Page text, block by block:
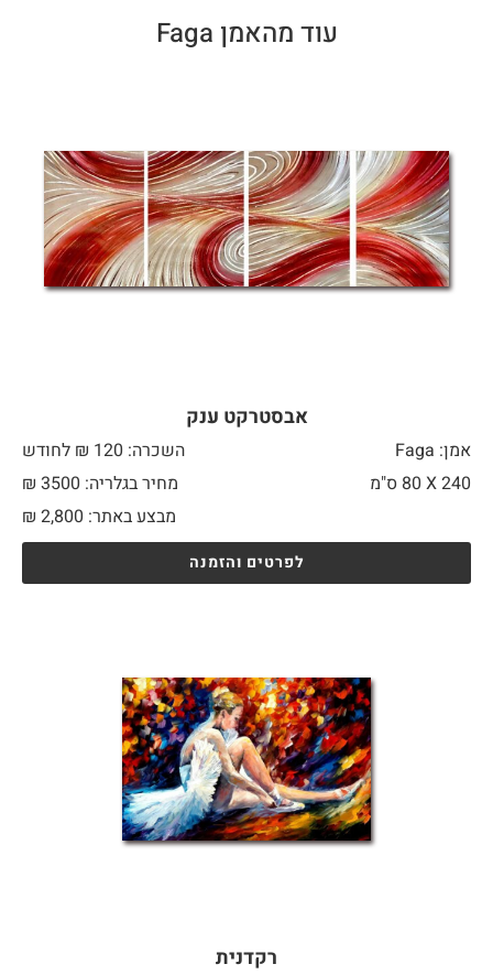
עוד מהאמן Faga
אבסטרקט ענק
אמן: Faga
השכרה: 120 ₪ לחודש
240 X
מחיר בגלריה: 3500 ₪
מבצע באתר:
₪ 2,800
לפרטים והזמנה
רקדנית